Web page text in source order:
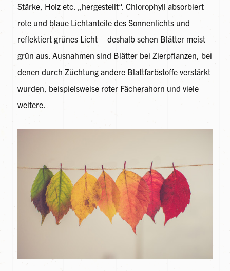
Stärke, Holz etc. „hergestellt“. Chlorophyll absorbiert
rote und blaue Lichtanteile des Sonnenlichts und
reflektiert grünes Licht – deshalb sehen Blätter meist
grün aus. Ausnahmen sind Blätter bei Zierpflanzen, bei
denen durch Züchtung andere Blattfarbstoffe verstärkt
wurden, beispielsweise roter Fächerahorn und viele
weitere.